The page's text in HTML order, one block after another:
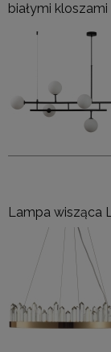
białymi kloszami
Lampa wisząca